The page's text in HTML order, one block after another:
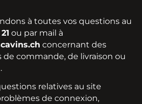
à toutes vos questions au
ou par mail à
concernant des
de commande, de livraison ou
relatives au site
de connexion,